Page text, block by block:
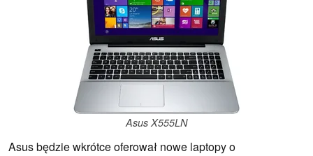
Asus X555LN
Asus będzie wkrótce oferował nowe laptopy o